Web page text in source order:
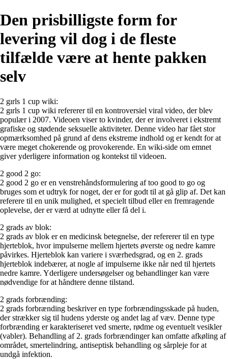
Den prisbilligste form for
levering vil dog i de fleste
tilfælde være at hente pakken
selv
2 gırls 1 cup wiki:
2 gırls 1 cup wiki refererer til en kontroversiel viral video, der blev
populær i 2007. Videoen viser to kvinder, der er involveret i ekstremt
grafiske og stødende seksuelle aktiviteter. Denne video har fået stor
opmærksomhed på grund af dens ekstreme indhold og er kendt for at
være meget chokerende og provokerende. En wiki-side om emnet
giver yderligere information og kontekst til videoen.
2 good 2 go:
2 good 2 go er en venstrehåndsformulering af too good to go og
bruges som et udtryk for noget, der er for godt til at gå glip af. Det kan
referere til en unik mulighed, et specielt tilbud eller en fremragende
oplevelse, der er værd at udnytte eller få del i.
2 grads av blok:
2 grads av blok er en medicinsk betegnelse, der refererer til en type
hjerteblok, hvor impulserne mellem hjertets øverste og nedre kamre
påvirkes. Hjerteblok kan variere i sværhedsgrad, og en 2. grads
hjerteblok indebærer, at nogle af impulserne ikke når ned til hjertets
nedre kamre. Yderligere undersøgelser og behandlinger kan være
nødvendige for at håndtere denne tilstand.
2 grads forbrænding:
2 grads forbrænding beskriver en type forbrændingsskade på huden,
der strækker sig til hudens yderste og andet lag af væv. Denne type
forbrænding er karakteriseret ved smerte, rødme og eventuelt vesikler
(vabler). Behandling af 2. grads forbrændinger kan omfatte afkøling af
området, smertelindring, antiseptisk behandling og sårpleje for at
undgå infektion.